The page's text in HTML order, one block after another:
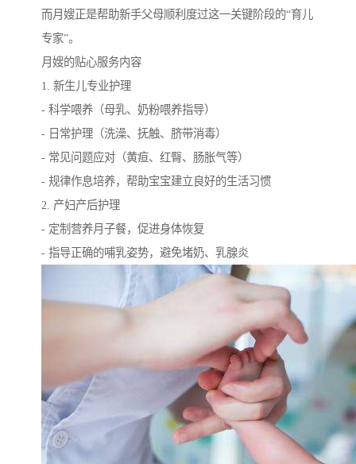
而月嫂正是帮助新手父母顺利度过这一关键阶段的“育儿
专家”。
月嫂的贴心服务内容
1. 新生儿专业护理
- 科学喂养（母乳、奶粉喂养指导）
- 日常护理（洗澡、抚触、脐带消毒）
- 常见问题应对（黄疸、红臀、肠胀气等）
- 规律作息培养，帮助宝宝建立良好的生活习惯
2. 产妇产后护理
- 定制营养月子餐，促进身体恢复
- 指导正确的哺乳姿势，避免堵奶、乳腺炎